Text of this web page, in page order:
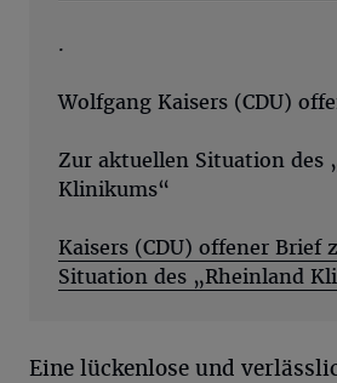
.
Wolfgang Kaisers (CDU)
Zur aktuellen Situation des
Klinikums“
Kaisers (CDU) offener Brief
Situation des „Rheinland
Eine lückenlose und